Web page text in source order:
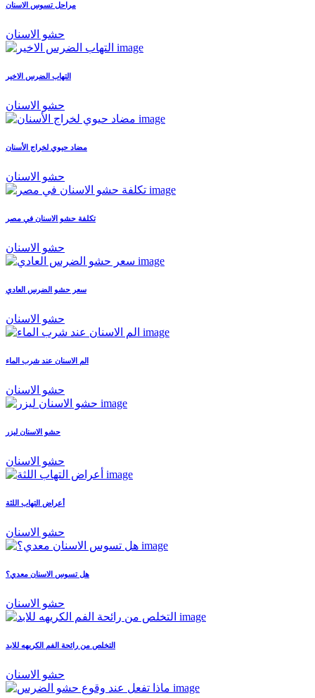
مراحل تسوس الاسنان
حشو الاسنان
التهاب الضرس الاخير
حشو الاسنان
مضاد حيوي لخراج الأسنان
حشو الاسنان
تكلفة حشو الاسنان في مصر
حشو الاسنان
سعر حشو الضرس العادي
حشو الاسنان
الم الاسنان عند شرب الماء
حشو الاسنان
حشو الاسنان ليزر
حشو الاسنان
أعراض التهاب اللثة
حشو الاسنان
هل تسوس الاسنان معدي؟
حشو الاسنان
التخلص من رائحة الفم الكريهه للابد
حشو الاسنان